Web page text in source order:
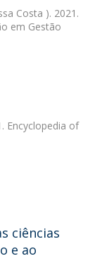
Costa ). 2021.
em Gestão
Encyclopedia of
ciências
e ao